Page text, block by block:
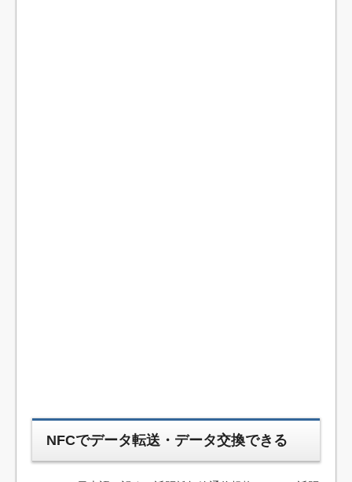
NFCでデータ転送・データ交換できる